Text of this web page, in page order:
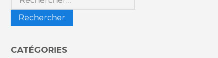
CATÉGORIES